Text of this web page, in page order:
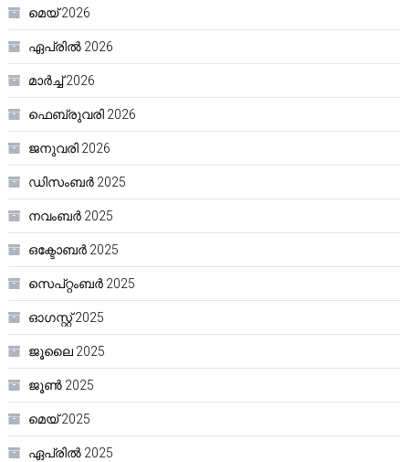
മെയ്‌ 2026
ഏപ്രിൽ 2026
മാർച്ച്‌ 2026
ഫെബ്രുവരി 2026
ജനുവരി 2026
ഡിസംബർ 2025
നവംബർ 2025
ഒക്ടോബർ 2025
സെപ്റ്റംബർ 2025
ഓഗസ്റ്റ്‌ 2025
ജൂലൈ 2025
ജൂൺ 2025
മെയ്‌ 2025
ഏപ്രിൽ 2025